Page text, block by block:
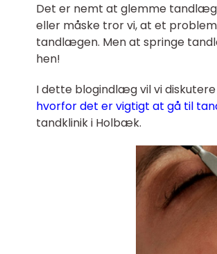
Det er nemt at glemme
eller måske tror vi, at et
tandlægen. Men at springe
hen!
I dette blogindlæg vil vi
hvorfor det er vigtigt at gå til
tandklinik i Holbæk.